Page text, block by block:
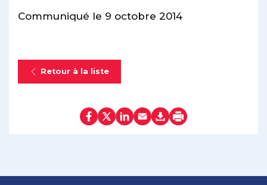
Communiqué le 9 octobre 2014
Retour à la liste